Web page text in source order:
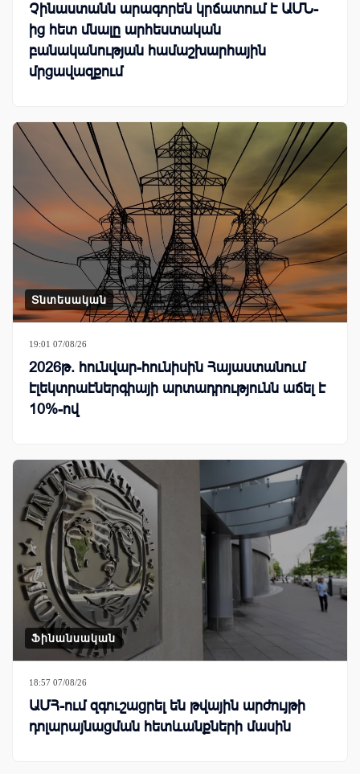
Չինաստանն արագորեն կրճատում է ԱՄՆ-
ից հետ մնալը արհեստական
բանականության համաշխարհային
մրցավազքում
Տնտեսական
19:01 07/08/26
2026թ. հունվար-հունիսին Հայաստանում
էլեկտրաէներգիայի արտադրությունն աճել է
10%-ով
Ֆինանսական
18:57 07/08/26
ԱՄՀ-ում զգուշացրել են թվային արժույթի
դոլարայնացման հետևանքների մասին